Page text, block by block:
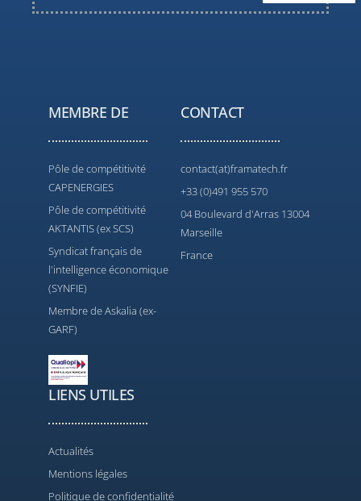
MEMBRE DE
Pôle de compétitivité
CAPENERGIES
Pôle de compétitivité
AKTANTIS (ex SCS)
Syndicat français de
l'intelligence économique
(SYNFIE)
Membre de Askalia (ex-
GARF)
CONTACT
contact(at)framatech.fr
+33 (0)491 955 570
04 Boulevard d'Arras 13004
Marseille
France
LIENS UTILES
Actualités
Mentions légales
Politique de confidentialité